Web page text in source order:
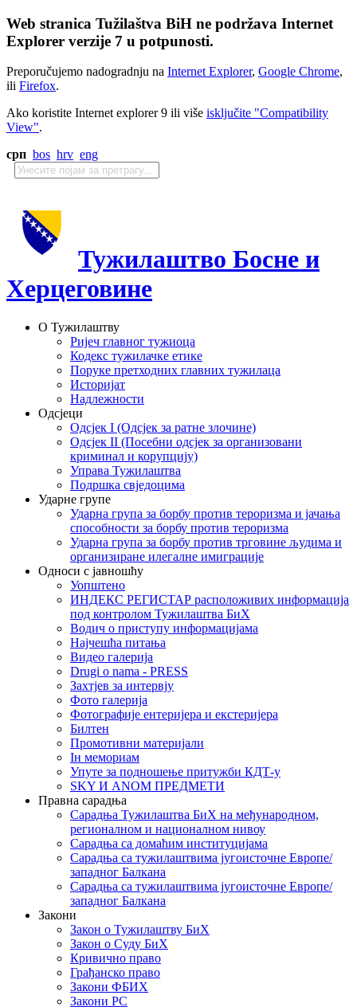
Web stranica Tužilaštva BiH ne podržava Internet
Explorer verzije 7 u potpunosti.
Preporučujemo nadogradnju na Internet Explorer, Google Chrome,
ili Firefox.
Ako koristite Internet explorer 9 ili više isključite "Compatibility
View".
срп bos hrv eng
Тужилаштво Босне и
Херцеговине
О Тужилаштву
Ријеч главног тужиоца
Кодекс тужилачке етике
Поруке претходних главних тужилаца
Историјат
Надлежности
Одсјеци
Одсјек I (Одсјек за ратне злочине)
Одсјек II (Посебни одсјек за организовани
криминал и корупцију)
Управа Тужилаштва
Подршка свједоцима
Ударне групе
Ударна група за борбу против тероризма и јачања
способности за борбу против тероризма
Ударна група за борбу против трговине људима и
организиране илегалне имиграције
Односи с јавношћу
Уопштено
ИНДЕКС РЕГИСТАР расположивих информација
под контролом Тужилаштва БиХ
Водич о приступу информацијама
Најчешћа питања
Видео галерија
Drugi o nama - PRESS
Захтјев за интервју
Фото галерија
Фотографије ентеријера и екстеријера
Билтен
Промотивни материјали
Iн мемориам
Упуте за подношење притужби КДТ-у
SKY И ANOM ПРЕДМЕТИ
Правна сарадња
Сарадња Тужилаштва БиХ на међународном,
регионалном и националном нивоу
Сарадња са домаћим институцијама
Сарадња са тужилаштвима југоисточне Европе/
западног Балкана
Сарадња са тужилаштвима југоисточне Европе/
западног Балкана
Закони
Закон о Тужилаштву БиХ
Закон о Суду БиХ
Кривично право
Грађанско право
Закони ФБИХ
Закони РС